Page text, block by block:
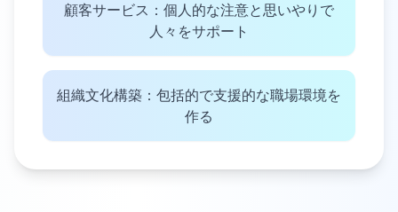
顧客サービス：個人的な注意と思いやりで
人々をサポート
組織文化構築：包括的で支援的な職場環境を
作る